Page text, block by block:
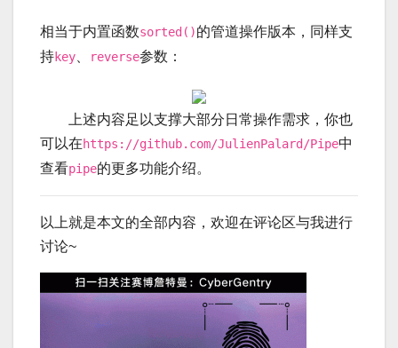
相当于内置函数sorted()的管道操作版本，同样支
持key reverse参数：
上述内容足以支撑大部分日常操作需求，你也
可以在https://github.com/JulienPalard/Pipe中
查看pipe的更多功能介绍。
以上就是本文的全部内容，欢迎在评论区与我进行
讨论~